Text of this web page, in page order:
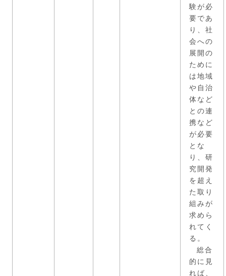
験が必
要であ
り、社
会への
展開の
ために
は地域
や自治
体など
との連
携など
が必要
とな
り、研
究開発
を超え
た取り
組みが
求めら
れてく
る。
総合
的に見
れば、